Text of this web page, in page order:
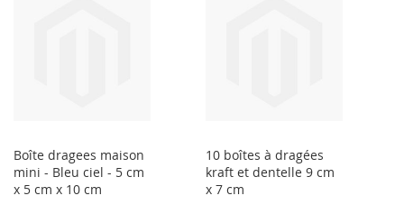
Boîte dragees maison
mini - Bleu ciel - 5 cm
x 5 cm x 10 cm
10 boîtes à dragées
kraft et dentelle 9 cm
x 7 cm